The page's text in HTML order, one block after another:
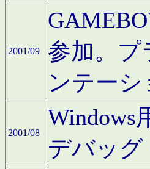
2001/09
参加。プ
ンテーシ
2001/08
Windows
デバッ